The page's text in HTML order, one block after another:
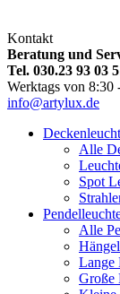
Kontakt
Beratung und
Tel. 030.23 93 03
Werktags von 8:30
info@artylux.de
Alle
Spot
Alle
Lange
Große